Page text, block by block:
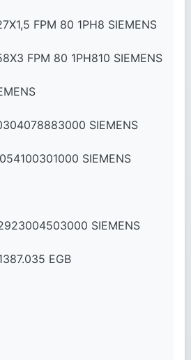
FPM 80 1PH8 SIEMENS
FPM 80 1PH810 SIEMENS
SIEMENS
SIEMENS
SIEMENS
EGB